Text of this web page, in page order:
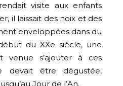
visite aux enfants
il laissait des noix et des
enveloppées dans du
du XXe siècle, une
venue s’ajouter à ces
devait être dégustée,
Jour de l’An.